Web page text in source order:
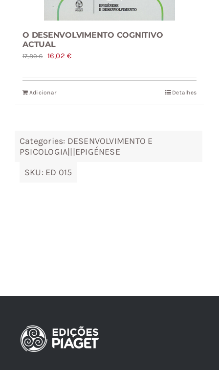
O DESENVOLVIMENTO COGNITIVO
ACTUAL
17,80€
O
original
era:
16,02€O
atual
Adicionar Detalhes
Categories: DESENVOLVIMENTO E
PSICOLOGIA|||EPIGÉNESE
SKU: ED 015